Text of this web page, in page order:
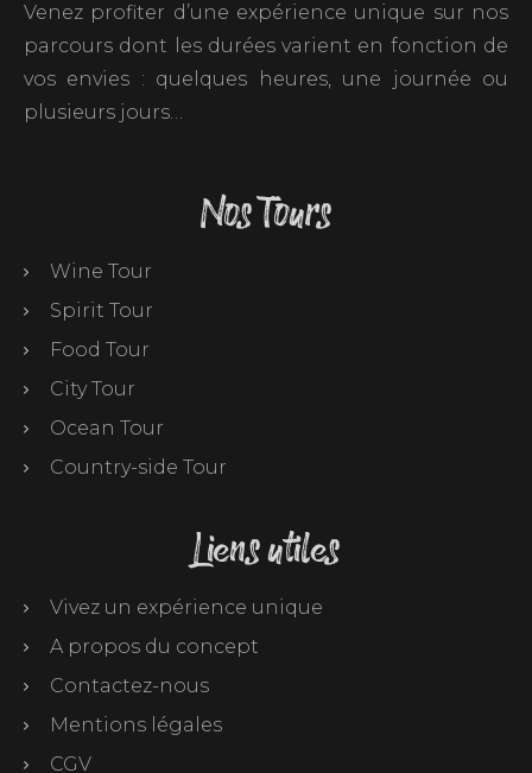
Venez profiter d’une expérience unique sur nos
parcours dont les durées varient en fonction de
vos envies : quelques heures, une journée ou
plusieurs jours…
Nos Tours
Wine Tour
Spirit Tour
Food Tour
City Tour
Ocean Tour
Country-side Tour
Liens utiles
Vivez un expérience unique
A propos du concept
Contactez-nous
Mentions légales
CGV